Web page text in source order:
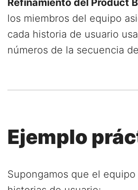
Refinamiento del Product
los miembros del equipo
cada historia de usuario
números de la secuencia
Ejemplo
Supongamos que el